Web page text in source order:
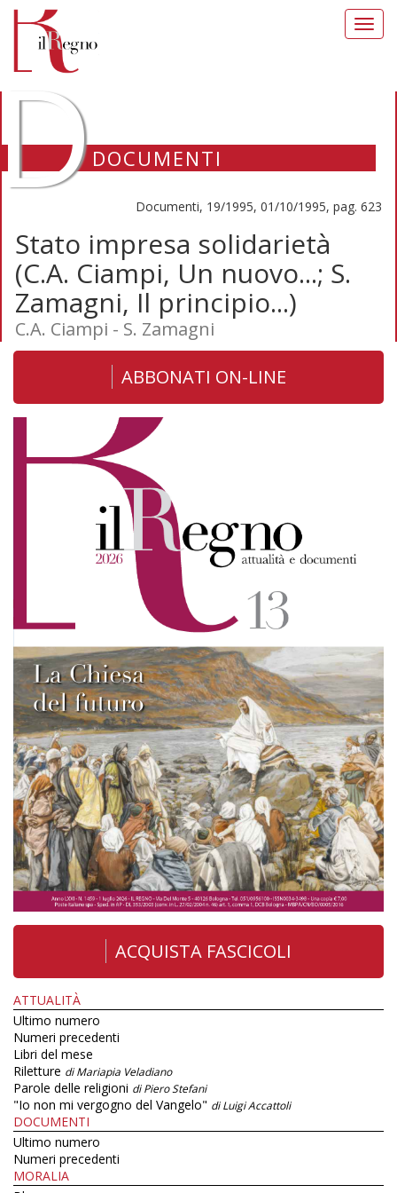
DOCUMENTI
Documenti, 19/1995, 01/10/1995, pag. 623
Stato impresa solidarietà
(C.A. Ciampi, Un nuovo...; S.
Zamagni, Il principio...)
C.A. Ciampi - S. Zamagni
ABBONATI ON-LINE
ACQUISTA FASCICOLI
ATTUALITÀ
Ultimo numero
Numeri precedenti
Libri del mese
Riletture di Mariapia Veladiano
Parole delle religioni di Piero Stefani
"Io non mi vergogno del Vangelo" di Luigi Accattoli
DOCUMENTI
Ultimo numero
Numeri precedenti
MORALIA